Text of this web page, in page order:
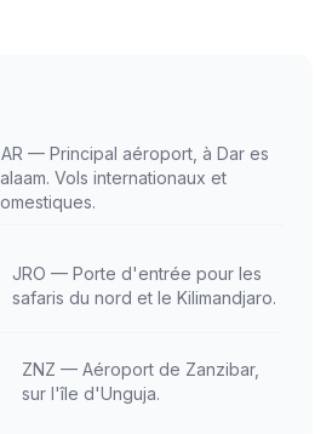
— Principal aéroport, à Dar es
Vols internationaux et
JRO — Porte d'entrée pour les
safaris du nord et le Kilimandjaro.
ZNZ — Aéroport de Zanzibar,
sur l'île d'Unguja.